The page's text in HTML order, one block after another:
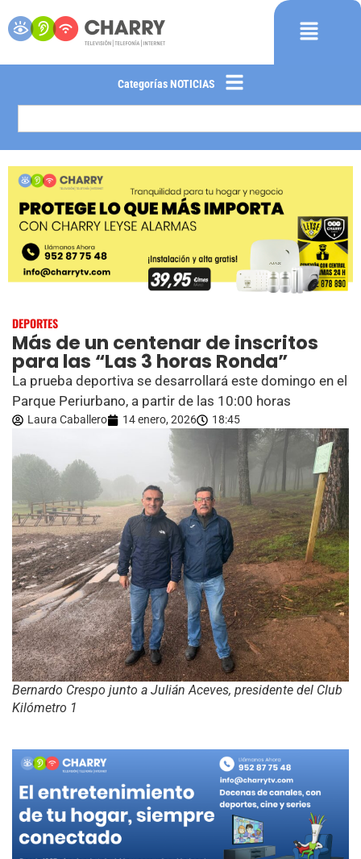
Categorías NOTICIAS
DEPORTES
Más de un centenar de inscritos
para las “Las 3 horas Ronda”
La prueba deportiva se desarrollará este domingo en el
Parque Periurbano, a partir de las 10:00 horas
Laura Caballero 14 enero, 2026 18:45
Bernardo Crespo junto a Julián Aceves, presidente del Club
Kilómetro 1